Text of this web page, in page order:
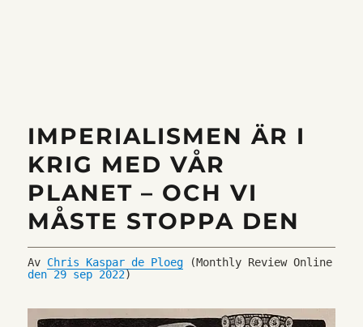
IMPERIALISMEN ÄR I
KRIG MED VÅR
PLANET – OCH VI
MÅSTE STOPPA DEN
Av Chris Kaspar de Ploeg
den 29 sep 2022)